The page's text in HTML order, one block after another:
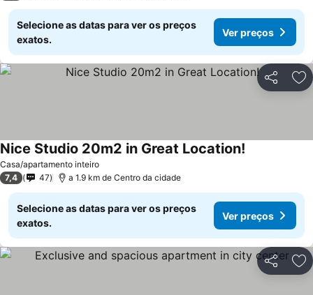
Selecione as datas para ver os preços
exatos.
Ver preços
Partilhar
Casa/apartamento inteiro
Nice Studio 20m2 in Great Location!
7,4 47 a 1.9 km de Centro da cidade
Selecione as datas para ver os preços
exatos.
Ver preços
Partilhar